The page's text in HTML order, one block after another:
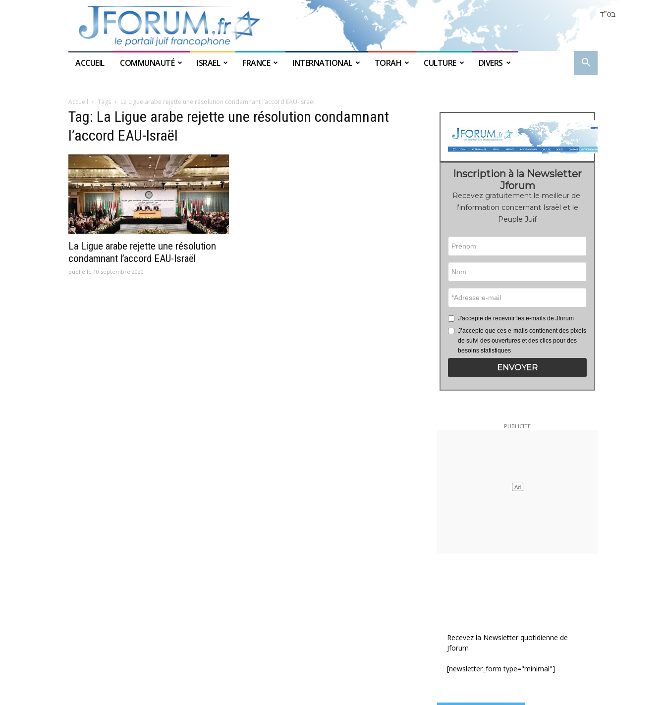
ACCUEIL COMMUNAUTÉ ISRAEL FRANCE INTERNATIONAL TORAH CULTURE DIVERS
Accueil Tags La Ligue arabe rejette une résolution condamnant l’accord EAU-Israël
Tag: La Ligue arabe rejette une résolution condamnant
l’accord EAU-Israël
La Ligue arabe rejette une résolution
condamnant l’accord EAU-Israël
publié le 10 septembre 2020
Inscription à la Newsletter
Jforum
Recevez gratuitement le meilleur de
l'information concernant Israël et le
Peuple Juif
J'accepte de recevoir les e-mails de Jforum
J’accepte que ces e-mails contienent des pixels
de suivi des ouvertures et des clics pour des
besoins statistiques
ENVOYER
Recevez la Newsletter quotidienne de
Jforum
[newsletter_form type="minimal"]